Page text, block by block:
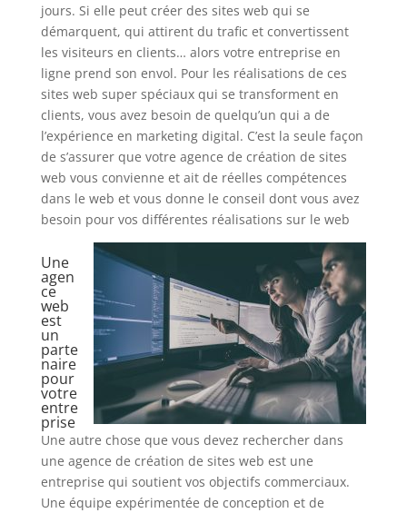
jours. Si elle peut créer des sites web qui se
démarquent, qui attirent du trafic et convertissent
les visiteurs en clients… alors votre entreprise en
ligne prend son envol. Pour les réalisations de ces
sites web super spéciaux qui se transforment en
clients, vous avez besoin de quelqu’un qui a de
l’expérience en marketing digital. C’est la seule façon
de s’assurer que votre agence de création de sites
web vous convienne et ait de réelles compétences
dans le web et vous donne le conseil dont vous avez
besoin pour vos différentes réalisations sur le web
Une
agen
ce
web
est
un
parte
naire
pour
votre
entre
prise
Une autre chose que vous devez rechercher dans
une agence de création de sites web est une
entreprise qui soutient vos objectifs commerciaux.
Une équipe expérimentée de conception et de